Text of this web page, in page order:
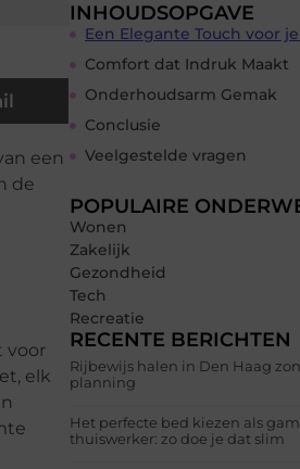
een
de
voor
elk
INHOUDSOPGAVE
Comfort dat Indruk Maakt
Onderhoudsarm Gemak
Conclusie
Veelgestelde vragen
POPULAIRE
Wonen
Zakelijk
Gezondheid
Tech
Recreatie
RECENTE BERICHTEN
Rijbewijs halen in Den Haag
planning
Het perfecte bed kiezen als
thuiswerker: zo doe je dat slim